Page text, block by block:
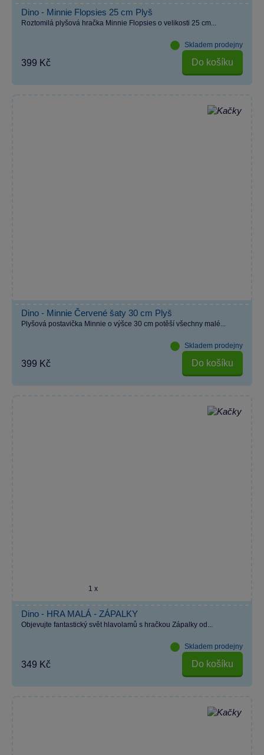
Dino - Minnie Flopsies 25 cm Plyš
Roztomilá plyšová hračka Minnie Flopsies o velikosti 25 cm...
Skladem prodejny
399 Kč Do košíku
Dino - Minnie Červené šaty 30 cm Plyš
Plyšová postavička Minnie o výšce 30 cm potěší všechny malé...
Skladem prodejny
399 Kč Do košíku
1 x
Dino - HRA MALÁ - ZÁPALKY
Objevujte fantastický svět hlavolamů s hračkou Zápalky od...
Skladem prodejny
349 Kč Do košíku